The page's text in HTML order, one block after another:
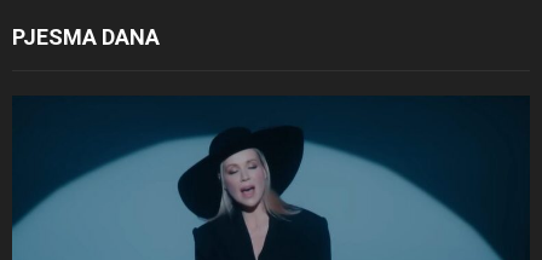
PJESMA DANA